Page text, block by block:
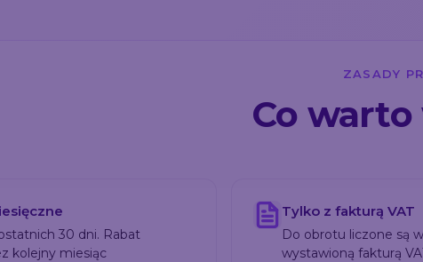
ZASADY
Co
30 dni. Rabat
kolejny miesiąc
Tylko z fakturą VAT
Do obrotu liczone są
wystawioną fakturą